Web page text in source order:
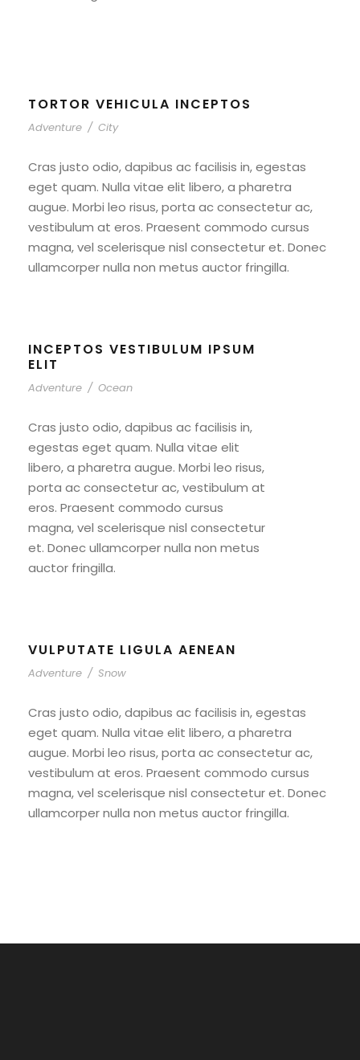
TORTOR VEHICULA INCEPTOS
Adventure / City
Cras justo odio, dapibus ac facilisis in, egestas
eget quam. Nulla vitae elit libero, a pharetra
augue. Morbi leo risus, porta ac consectetur ac,
vestibulum at eros. Praesent commodo cursus
magna, vel scelerisque nisl consectetur et. Donec
ullamcorper nulla non metus auctor fringilla.
INCEPTOS VESTIBULUM IPSUM
ELIT
Adventure / Ocean
Cras justo odio, dapibus ac facilisis in,
egestas eget quam. Nulla vitae elit
libero, a pharetra augue. Morbi leo risus,
porta ac consectetur ac, vestibulum at
eros. Praesent commodo cursus
magna, vel scelerisque nisl consectetur
et. Donec ullamcorper nulla non metus
auctor fringilla.
VULPUTATE LIGULA AENEAN
Adventure / Snow
Cras justo odio, dapibus ac facilisis in, egestas
eget quam. Nulla vitae elit libero, a pharetra
augue. Morbi leo risus, porta ac consectetur ac,
vestibulum at eros. Praesent commodo cursus
magna, vel scelerisque nisl consectetur et. Donec
ullamcorper nulla non metus auctor fringilla.